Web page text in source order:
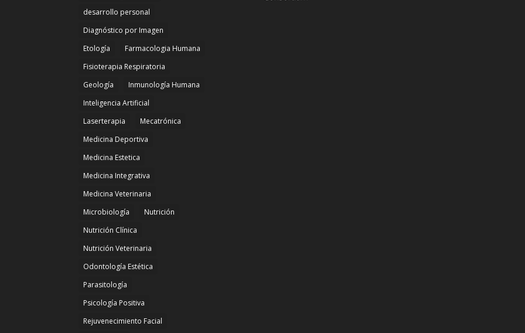
desarrollo personal
Diagnóstico por Imagen
Etología
Farmacologia Humana
Fisioterapia Respiratoria
Geología
Inmunología Humana
Inteligencia Artificial
Laserterapia
Mecatrónica
Medicina Deportiva
Medicina Estetica
Medicina Integrativa
Medicina Veterinaria
Microbiología
Nutrición
Nutrición Clínica
Nutrición Veterinaria
Odontología Estética
Parasitología
Psicología Positiva
Rejuvenecimiento Facial